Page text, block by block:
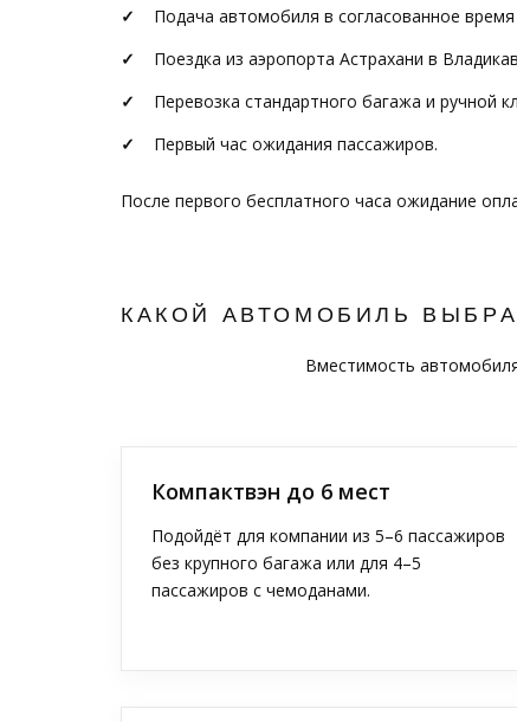
Подача автомобиля в согласованное
Поездка из аэропорта Астрахани в
Перевозка стандартного багажа и ручной
Первый час ожидания пассажиров.
После первого бесплатного часа ожидание
КАКОЙ АВТОМОБИЛЬ
Вместимость
Компактвэн до 6 мест
Подойдёт для компании из 5–6 пассажиров
без крупного багажа или для 4–5
пассажиров с чемоданами.